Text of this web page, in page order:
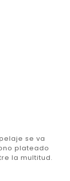
se va
plateado
la multitud.